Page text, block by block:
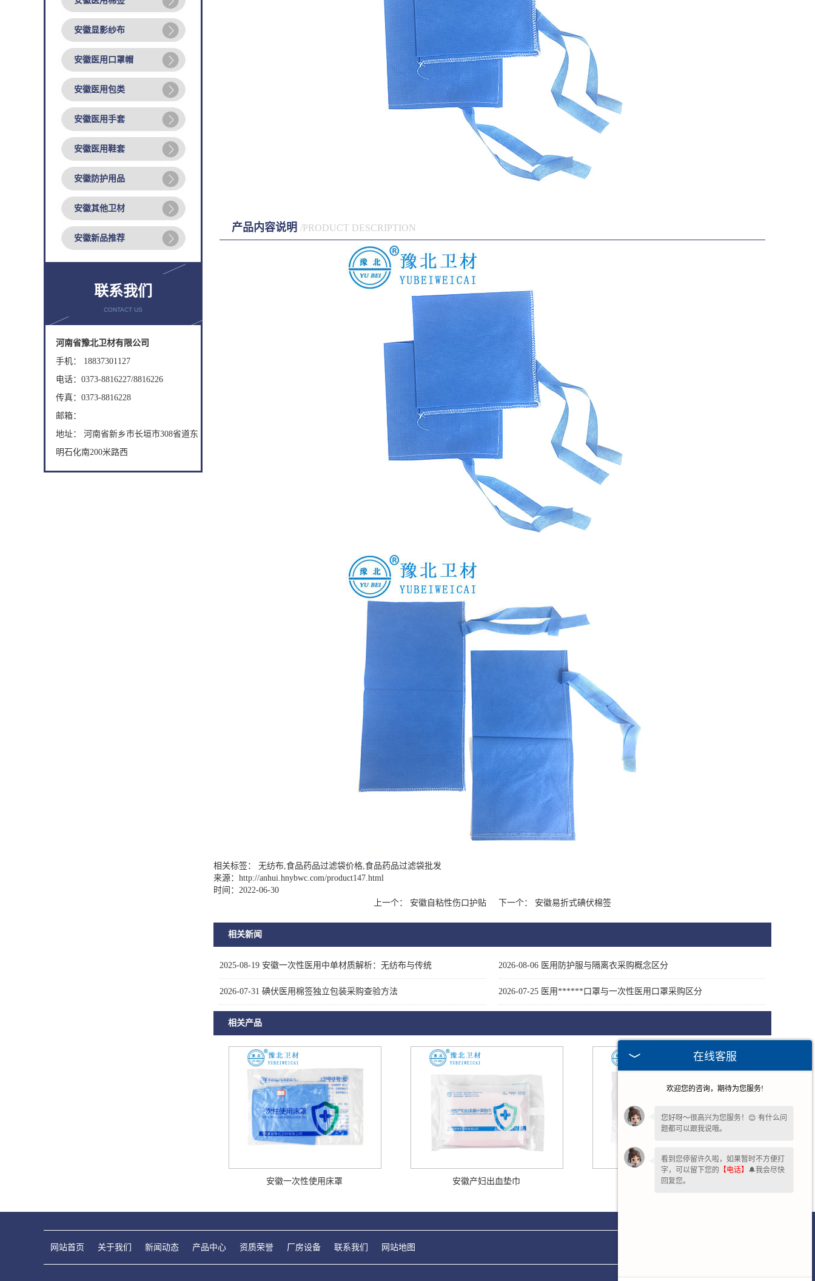
安徽显影纱布
安徽医用口罩帽
安徽医用包类
安徽医用手套
安徽医用鞋套
安徽防护用品
安徽其他卫材
安徽新品推荐
联系我们
CONTACT US
河南省豫北卫材有限公司
手机： 18837301127
电话：0373-8816227/8816226
传真：0373-8816228
邮箱：
地址： 河南省新乡市长垣市308省道东
明石化南200米路西
产品内容说明 /PRODUCT DESCRIPTION
相关标签： 无纺布,食品药品过滤袋价格,食品药品过滤袋批发
来源： http://anhui.hnybwc.com/product147.html
时间：2022-06-30
上一个：
安徽自粘性伤口护贴 下一个： 安徽易折式碘伏棉签
相关新闻
2025-08-19 安徽一次性医用中单材质解析：无纺布与传统 2026-08-06 医用防护服与隔离衣采购概念区分
2026-07-31 碘伏医用棉签独立包装采购查验方法 2026-07-25 医用******口罩与一次性医用口罩采购区分
相关产品
安徽一次性使用床罩 安徽产妇出血垫巾 安徽一次性使用包布
网站首页 关于我们 新闻动态 产品中心 资质荣誉 厂房设备 联系我们 网站地图
在线客服
欢迎您的咨询，期待为您服务!
您好呀～很高兴为您服务！😊 有什么问
题都可以跟我说哦。
看到您停留许久啦，如果暂时不方便打
字，可以留下您的 【电话】 🔔我会尽快
回复您。